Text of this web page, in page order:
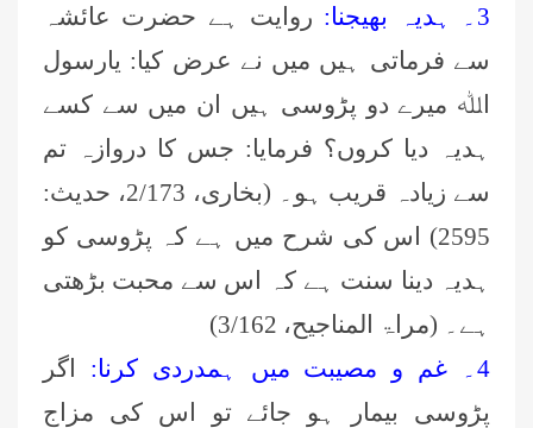
3۔ ہدیہ بھیجنا:
روایت ہے حضرت عائشہ
سے فرماتی ہیں میں نے عرض کیا: یارسول
اﷲ میرے دو پڑوسی ہیں ان میں سے کسے
ہدیہ دیا کروں؟ فرمایا: جس کا دروازہ تم
سے زیادہ قریب ہو۔ (بخاری، 2/173، حدیث:
2595) اس کی شرح میں ہے کہ پڑوسی کو
ہدیہ دینا سنت ہے کہ اس سے محبت بڑھتی
ہے۔ (مراۃ المناجیح، 3/162)
4۔ غم و مصیبت میں ہمدردی کرنا:
اگر
پڑوسی بیمار ہو جائے تو اس کی مزاج